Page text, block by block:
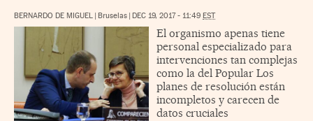
BERNARDO DE MIGUEL Bruselas DEC 19, 2017 - 11:49 EST
El organismo apenas tiene
personal especializado para
intervenciones tan complejas
como la del Popular Los
planes de resolución están
incompletos y carecen de
datos cruciales